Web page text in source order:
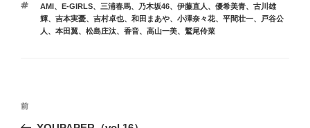
ゴ
リ
ー
タ
グ
AMI、 E-GIRLS、 三浦春馬、 乃木坂46、 伊藤直人 、 優希美青、 古川雄
輝、 吉本実憂、 吉村卓也、 和田まあや、 小澤奈々花、 平間壮一、
戸谷公
人 、 本田翼、 松島庄汰、 香音、 高山一美、 鷲尾伶菜
投
前
の
前